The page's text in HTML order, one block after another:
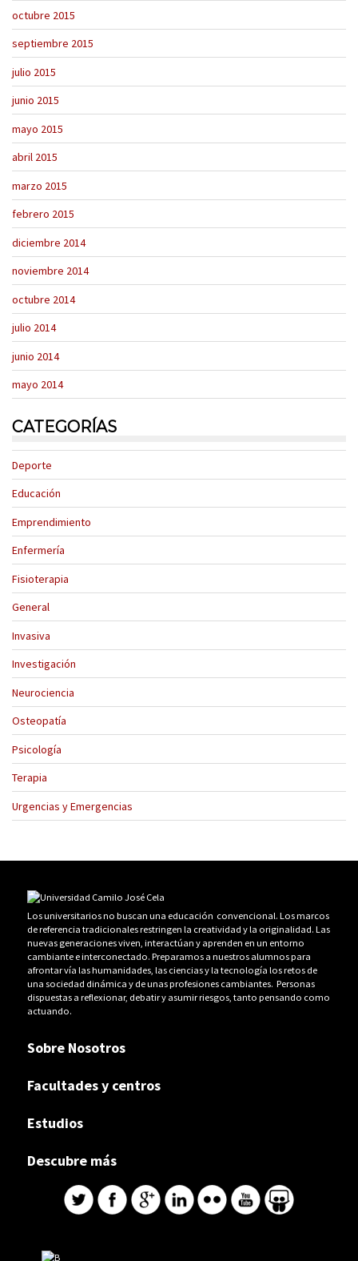
octubre 2015
septiembre 2015
julio 2015
junio 2015
mayo 2015
abril 2015
marzo 2015
febrero 2015
diciembre 2014
noviembre 2014
octubre 2014
julio 2014
junio 2014
mayo 2014
CATEGORÍAS
Deporte
Educación
Emprendimiento
Enfermería
Fisioterapia
General
Invasiva
Investigación
Neurociencia
Osteopatía
Psicología
Terapia
Urgencias y Emergencias
Los universitarios no buscan una educación convencional. Los marcos
de referencia tradicionales restringen la creatividad y la originalidad. Las
nuevas generaciones viven, interactúan y aprenden en un entorno
cambiante e interconectado. Preparamos a nuestros alumnos para
afrontar vía las humanidades, las ciencias y la tecnología los retos de
una sociedad dinámica y de unas profesiones cambiantes. Personas
dispuestas a reflexionar, debatir y asumir riesgos, tanto pensando como
actuando.
Sobre Nosotros
Facultades y centros
Estudios
Descubre más